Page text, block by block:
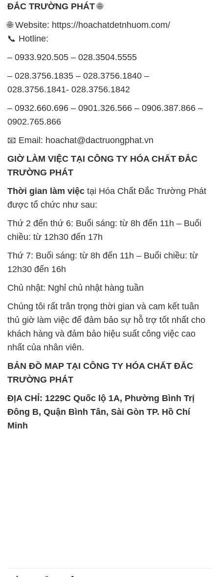
ĐẮC TRƯỜNG PHÁT🌐
🌐 Website: https://hoachatdetnhuom.com/
📞 Hotline:
– 0933.920.505 – 028.3504.5555
– 028.3756.1835 – 028.3756.1840 –
028.3756.1841- 028.3756.1842
– 0932.660.696 – 0901.326.566 – 0906.387.866 –
0902.765.866
📧 Email: hoachat@dactruongphat.vn
GIỜ LÀM VIỆC TẠI CÔNG TY HÓA CHẤT ĐẮC
TRƯỜNG PHÁT
Thời gian làm việc tại Hóa Chất Đắc Trường Phát
được tổ chức như sau:
Thứ 2 đến thứ 6: Buổi sáng: từ 8h đến 11h – Buổi
chiều: từ 12h30 đến 17h
Thứ 7: Buổi sáng: từ 8h đến 11h – Buổi chiều: từ
12h30 đến 16h
Chủ nhật: Nghỉ chủ nhật hàng tuần
Chúng tôi rất trân trọng thời gian và cam kết tuân
thủ giờ làm việc để đảm bảo sự hỗ trợ tốt nhất cho
khách hàng và đảm bảo hiệu suất công việc cao
nhất của nhân viên.
BẢN ĐỒ MAP TẠI CÔNG TY HÓA CHẤT ĐẮC
TRƯỜNG PHÁT
ĐỊA CHỈ: 1229C Quốc lộ 1A, Phường Bình Trị
Đông B, Quận Bình Tân, Sài Gòn TP. Hồ Chí
Minh